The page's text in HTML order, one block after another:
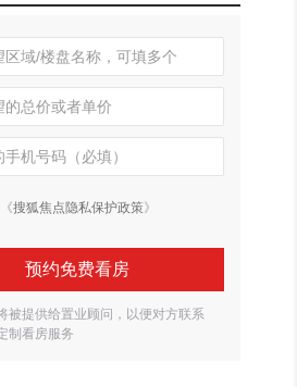
搜狐焦点隐私保护政策》
预约免费看房
被提供给置业顾问，以便对方联系
制看房服务